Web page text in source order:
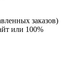
заказов)
или 100%